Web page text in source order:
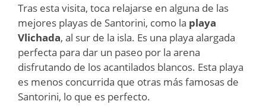
Tras esta visita, toca relajarse en alguna de las
mejores playas de Santorini, como la playa
Vlichada, al sur de la isla. Es una playa alargada
perfecta para dar un paseo por la arena
disfrutando de los acantilados blancos. Esta playa
es menos concurrida que otras más famosas de
Santorini, lo que es perfecto.